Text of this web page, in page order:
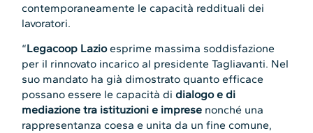
contemporaneamente le capacità reddituali dei
lavoratori.
“Legacoop Lazioesprime massima soddisfazione
per il rinnovato incarico al presidente Tagliavanti. Nel
suo mandato ha già dimostrato quanto efficace
possano essere le capacità didialogo e di
mediazione tra istituzioni e imprese nonché una
rappresentanza coesa e unita da un fine comune,